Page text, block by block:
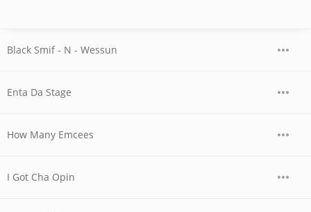
Black Smif - N - Wessun
Enta Da Stage
How Many Emcees
I Got Cha Opin